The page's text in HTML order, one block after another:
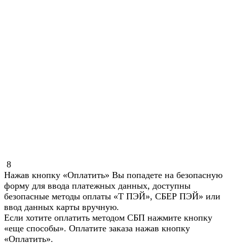
8
Нажав кнопку «Оплатить» Вы попадете на безопасную
форму для ввода платежных данных, доступны
безопасные методы оплаты «Т ПЭЙ», СБЕР ПЭЙ» или
ввод данных карты вручную.
Если хотите оплатить методом СБП нажмите кнопку
«еще способы». Оплатите заказа нажав кнопку
«Оплатить».